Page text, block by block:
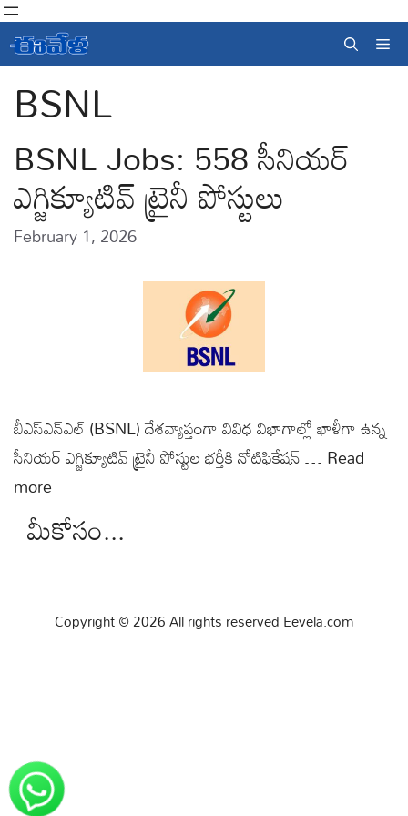
Skip
to
content
BSNL
BSNL Jobs: 558 సీనియర్
ఎగ్జిక్యూటివ్ ట్రైనీ పోస్టులు
February 1, 2026
బీఎస్‌ఎన్‌ఎల్‌ (BSNL) దేశవ్యాప్తంగా వివిధ విభాగాల్లో ఖాళీగా ఉన్న
సీనియర్ ఎగ్జిక్యూటివ్ ట్రైనీ పోస్టుల భర్తీకి నోటిఫికేషన్ …Read
more
మీకోసం...
Copyright © 2026 All rights reserved Eevela.com